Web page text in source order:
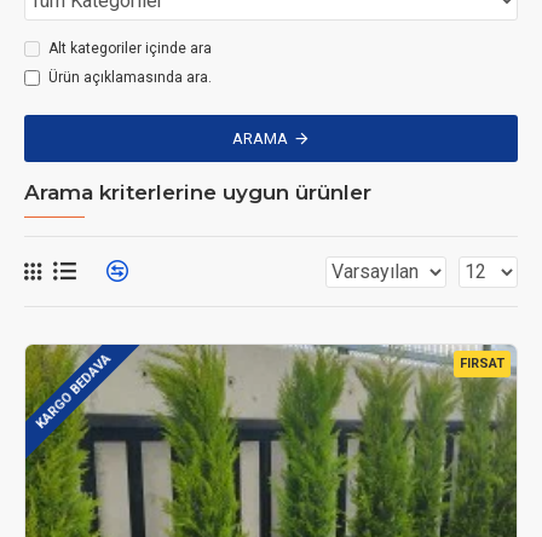
Alt kategoriler içinde ara
Ürün açıklamasında ara.
ARAMA
Arama kriterlerine uygun ürünler
FIRSAT
KARGO BEDAVA